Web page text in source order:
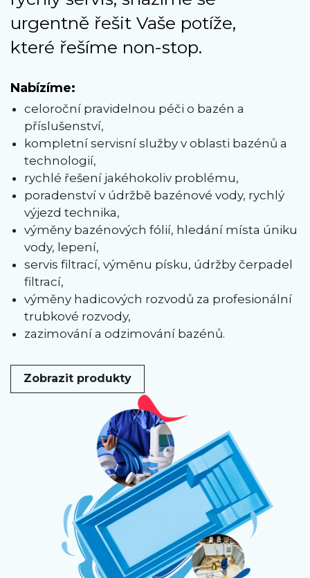
urgentně řešit Vaše potíže,
které řešíme non-stop.
Nabízíme:
celoroční pravidelnou péči o bazén a
příslušenství,
kompletní servisní služby v oblasti bazénů a
technologií,
rychlé řešení jakéhokoliv problému,
poradenství v údržbě bazénové vody, rychlý
výjezd technika,
výměny bazénových fólií, hledání místa úniku
vody, lepení,
servis filtrací, výměnu písku, údržby čerpadel
filtrací,
výměny hadicových rozvodů za profesionální
trubkové rozvody,
zazimování a odzimování bazénů.
Zobrazit produkty